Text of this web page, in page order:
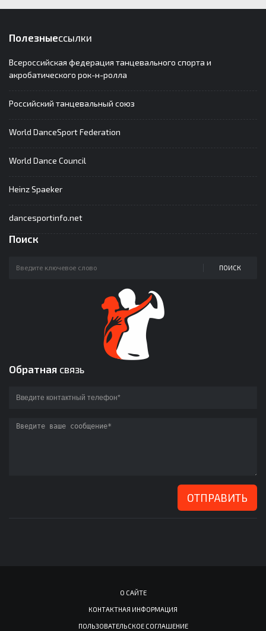
Полезныессылки
Всероссийская федерация танцевального спорта и
акробатического рок-н-ролла
Российский танцевальный союз
World DanceSport Federation
World Dance Council
Heinz Spaeker
dancesportinfo.net
Поиск
ПОИСК
Обратная связь
ОТПРАВИТЬ
О САЙТЕ
КОНТАКТНАЯ ИНФОРМАЦИЯ
ПОЛЬЗОВАТЕЛЬСКОЕ СОГЛАШЕНИЕ